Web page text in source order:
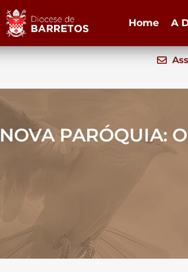
Home A
NOVA PARÓQUIA: